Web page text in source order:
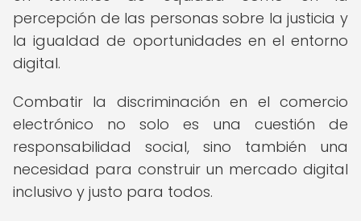
percepción de las personas sobre la justicia y
la igualdad de oportunidades en el entorno
digital.
Combatir la discriminación en el comercio
electrónico no solo es una cuestión de
responsabilidad social, sino también una
necesidad para construir un mercado digital
inclusivo y justo para todos.